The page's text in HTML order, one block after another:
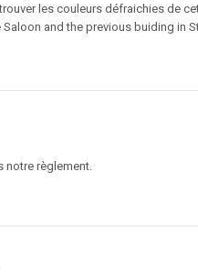
les couleurs défraichies de
and the previous buiding in
notre règlement.